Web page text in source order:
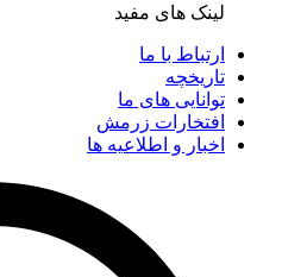
لینک های مفید
ارتباط با ما
تاریخچه
توانایی های ما
افتخارات زرمش
اخبار و اطلاعیه ها